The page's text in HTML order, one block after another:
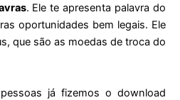
. Ele te apresenta palavra do
oportunidades bem legais. Ele
que são as moedas de troca do
já fizemos o download